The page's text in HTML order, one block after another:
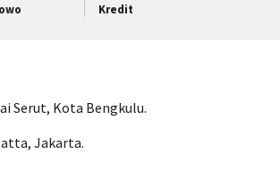
Kredit
Serut, Kota Bengkulu.
Jakarta.